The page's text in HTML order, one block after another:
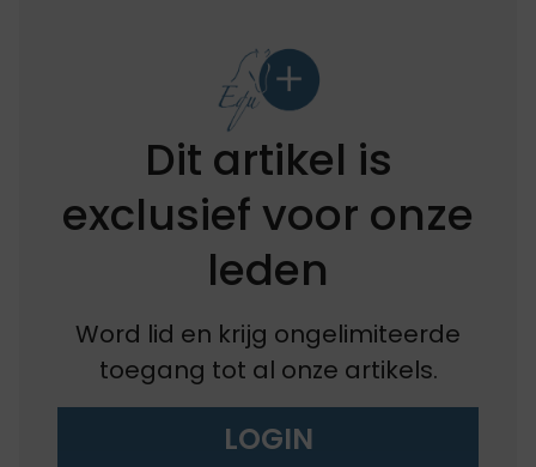
Dit artikel is
exclusief voor onze
leden
Word lid en krijg ongelimiteerde
toegang tot al onze artikels.
LOGIN